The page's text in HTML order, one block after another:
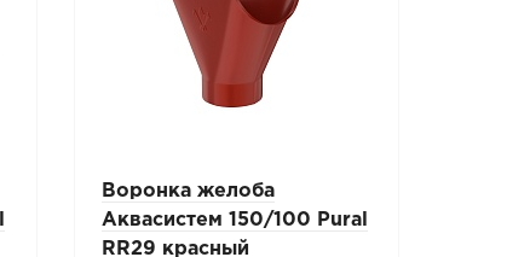
Воронка желоба
Аквасистем 150/100 Pural
RR29 красный